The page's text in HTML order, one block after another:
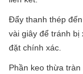
Đẩy thanh thép
vài giây để tránh
đặt chính xác.
Phần keo thừa